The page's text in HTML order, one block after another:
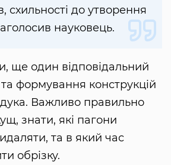
схильності до утворення
науковець.
ще один відповідальний
формування конструкцій
Важливо правильно
знати, які пагони
та в який час
обрізку.